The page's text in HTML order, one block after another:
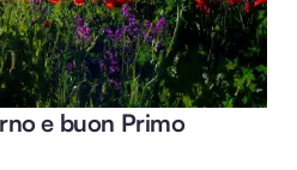
e buon Primo